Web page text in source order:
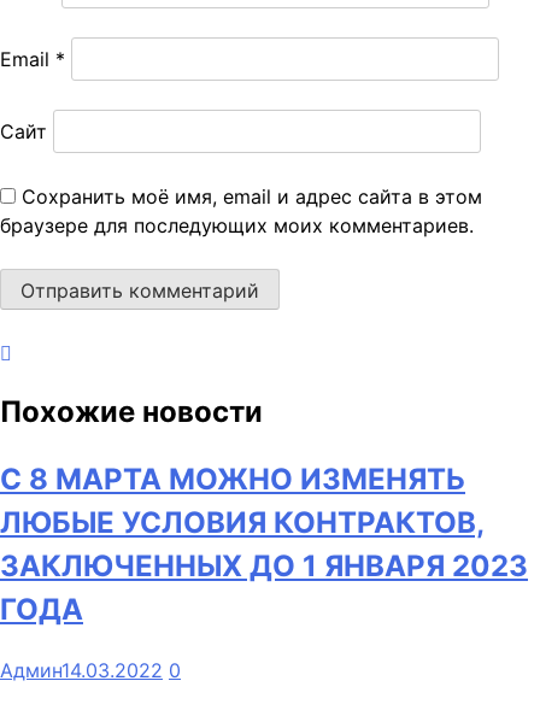
Email *
Сайт
Сохранить моё имя, email и адрес сайта в этом
браузере для последующих моих комментариев.
Похожие новости
С 8 МАРТА МОЖНО ИЗМЕНЯТЬ
ЛЮБЫЕ УСЛОВИЯ КОНТРАКТОВ,
ЗАКЛЮЧЕННЫХ ДО 1 ЯНВАРЯ 2023
ГОДА
Админ14.03.2022 0